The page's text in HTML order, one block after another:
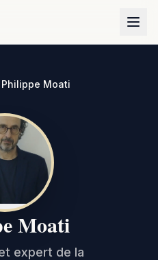
Philippe Moati
Moati
expert de la